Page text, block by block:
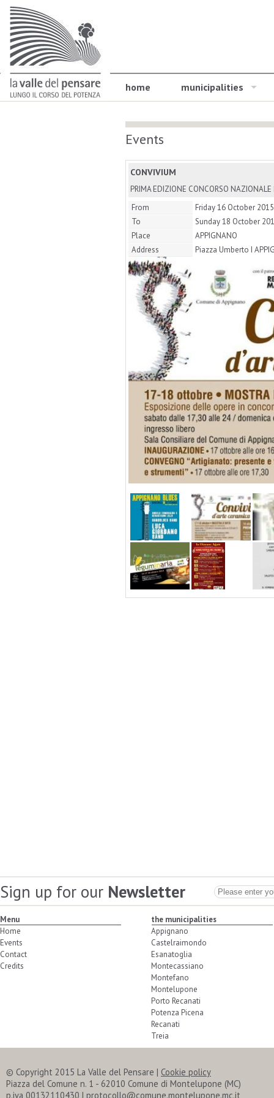
home municipalities
Events
CONVIVIUM
PRIMA EDIZIONE CONCORSO NAZIONALE
From
Friday 16 October 2015
To
Sunday 18 October
Place
APPIGNANO
Address
Piazza Umberto I
Sign up for our Newsletter
Menu
Home
Events
Contact
Credits
the municipalities
Appignano
Castelraimondo
Esanatoglia
Montecassiano
Montefano
Montelupone
Porto Recanati
Potenza Picena
Recanati
Treia
© Copyright 2015 La Valle del Pensare | Cookie policy
Piazza del Comune n. 1 - 62010 Comune di Montelupone (MC)
p.iva 00132110430 | protocollo@comune.montelupone.mc.it